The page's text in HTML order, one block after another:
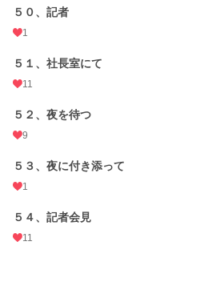
５０、記者
1
５１、社長室にて
11
５２、夜を待つ
9
５３、夜に付き添って
1
５４、記者会見
11